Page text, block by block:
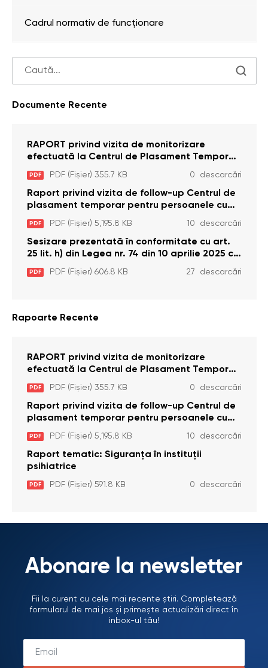
Cadrul normativ de funcționare
Documente Recente
RAPORT privind vizita de monitorizare
efectuată la Centrul de Plasament Temporar
pentru Persoane cu Dizabilități (Adulte) din s.
Brînzeni, r. Edineț, din data de 25 mai 2026
PDF PDF (Fișier) 355.7 KB 0 descarcări
Raport privind vizita de follow-up Centrul de
plasament temporar pentru persoanele cu
dizabilități (adulte) Bădiceni, Soroca (11 iunie
2026)
PDF PDF (Fișier) 5,195.8 KB 10 descarcări
Sesizare prezentată în conformitate cu art.
25 lit. h) din Legea nr. 74 din 10 aprilie 2025 cu
privire la Curtea Constituțională şi art. 26 din
Legea cu privire la Avocatul Poporului
PDF PDF (Fișier) 606.8 KB 27 descarcări
Rapoarte Recente
RAPORT privind vizita de monitorizare
efectuată la Centrul de Plasament Temporar
pentru Persoane cu Dizabilități (Adulte) din s.
Brînzeni, r. Edineț, din data de 25 mai 2026
PDF PDF (Fișier) 355.7 KB 0 descarcări
Raport privind vizita de follow-up Centrul de
plasament temporar pentru persoanele cu
dizabilități (adulte) Bădiceni, Soroca (11 iunie
2026)
PDF PDF (Fișier) 5,195.8 KB 10 descarcări
Raport tematic: Siguranța în instituții
psihiatrice
PDF PDF (Fișier) 591.8 KB 0 descarcări
Abonare la newsletter
Fii la curent cu cele mai recente știri. Completează
formularul de mai jos și primește actualizări direct în
inbox-ul tău!